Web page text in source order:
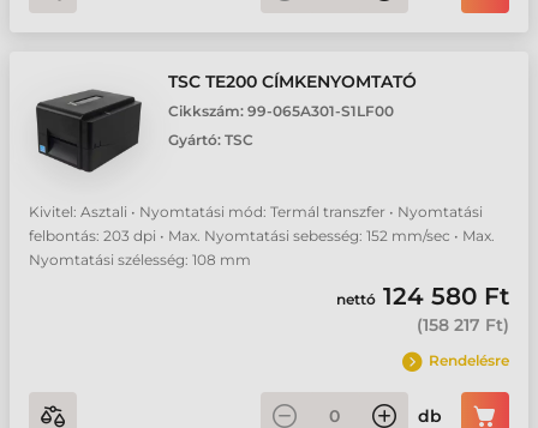
TSC TE200 CÍMKENYOMTATÓ
Cikkszám: 99-065A301-S1LF00
Gyártó: TSC
Kivitel: Asztali • Nyomtatási mód: Termál transzfer • Nyomtatási
felbontás: 203 dpi • Max. Nyomtatási sebesség: 152 mm/sec • Max.
Nyomtatási szélesség: 108 mm
nettó 124 580 Ft
(158 217 Ft)
Rendelésre
db